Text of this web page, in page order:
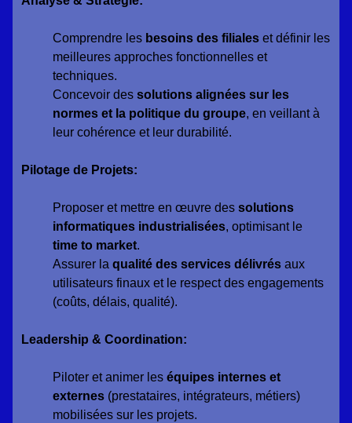
Comprendre les besoins des filiales et définir les
meilleures approches fonctionnelles et
techniques.
Concevoir dessolutions alignées sur les
normes et la politique du groupe, en veillant à
leur cohérence et leur durabilité.
Pilotage de Projets:
Proposer et mettre en œuvre dessolutions
informatiques industrialisées, optimisant le
time to market.
Assurer laqualité des services délivrés aux
utilisateurs finaux et le respect des engagements
(coûts, délais, qualité).
Leadership & Coordination:
Piloter et animer leséquipes internes et
externes (prestataires, intégrateurs, métiers)
mobilisées sur les projets.